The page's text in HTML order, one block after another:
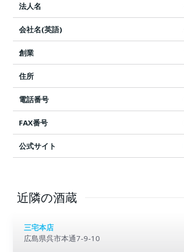
法人名
会社名(英語)
創業
住所
電話番号
FAX番号
公式サイト
近隣の酒蔵
三宅本店
広島県呉市本通7-9-10